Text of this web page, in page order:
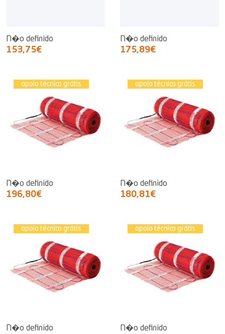
N�o definido
153,75€
N�o definido
175,89€
apoio técnico grátis
N�o definido
196,80€
apoio técnico grátis
N�o definido
180,81€
apoio técnico grátis
N�o definido
apoio técnico grátis
N�o definido